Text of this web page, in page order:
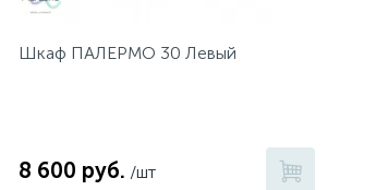
Шкаф ПАЛЕРМО 30 Левый
8 600 руб. /шт